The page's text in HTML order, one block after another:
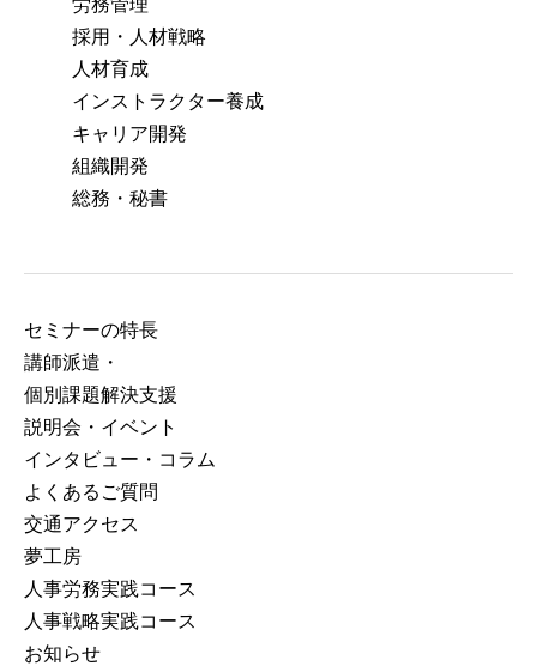
労務管理
採用・人材戦略
人材育成
インストラクター養成
キャリア開発
組織開発
総務・秘書
セミナーの特⻑
講師派遣・
個別課題解決支援
説明会・イベント
インタビュー・コラム
よくあるご質問
交通アクセス
夢工房
人事労務実践コース
人事戦略実践コース
お知らせ